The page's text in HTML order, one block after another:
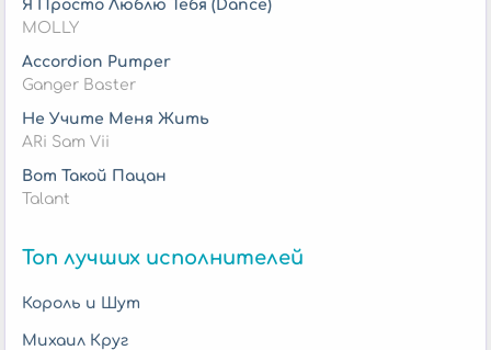
Я Просто Люблю Тебя (Dance)
MOLLY
Accordion Pumper
Ganger Baster
Не Учите Меня Жить
ARi Sam Vii
Вот Такой Пацан
Talant
Топ лучших исполнителей
Король и Шут
Михаил Круг